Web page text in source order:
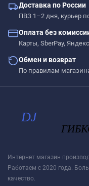
Доставка по России
ПВЗ 1–2 дня, курьер
Оплата без
Карты, SberPay,
Обмен и возврат
По правилам
Интернет магазин
Работаем с 2020 года.
качество.